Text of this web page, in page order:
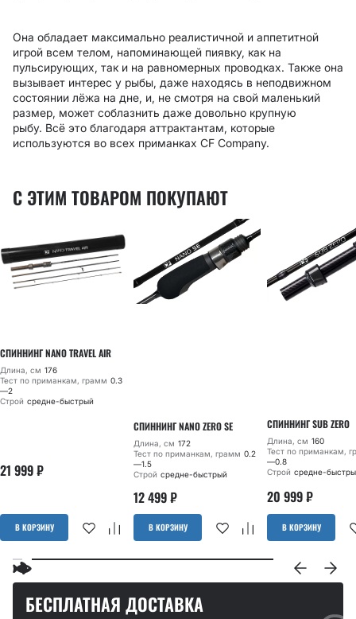
Она обладает максимально реалистичной и аппетитной
игрой всем телом, напоминающей пиявку, как на
пульсирующих, так и на равномерных проводках. Также она
вызывает интерес у рыбы, даже находясь в неподвижном
состоянии лёжа на дне, и, не смотря на свой маленький
размер, может соблазнить даже довольно крупную
рыбу. Всё это благодаря аттрактантам, которые
используются во всех приманках CF Company.
С ЭТИМ ТОВАРОМ ПОКУПАЮТ
СПИННИНГ NANO TRAVEL AIR
Длина, см 176
Тест по приманкам, грамм 0.3
—2
Строй средне-быстрый
21 999₽
В КОРЗИНУ
СПИННИНГ NANO ZERO SE
Длина, см 172
Тест по приманкам, грамм 0.2
—1.5
Строй средне-быстрый
12 499₽
В КОРЗИНУ
СПИННИНГ SUB ZERO
Длина, см 160
Тест по приманкам,
—0.8
Строй средне-
20 999₽
В КОРЗИНУ
БЕСПЛАТНАЯ ДОСТАВКА